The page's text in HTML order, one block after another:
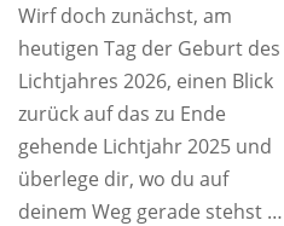
Wirf doch zunächst, am
heutigen Tag der Geburt des
Lichtjahres 2026, einen Blick
zurück auf das zu Ende
gehende Lichtjahr 2025 und
überlege dir, wo du auf
deinem Weg gerade stehst …